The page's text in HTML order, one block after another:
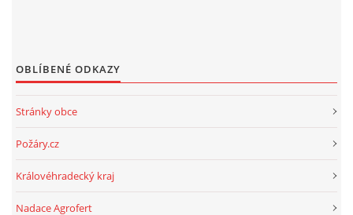
OBLÍBENÉ ODKAZY
Stránky obce
Požáry.cz
Královéhradecký kraj
Nadace Agrofert